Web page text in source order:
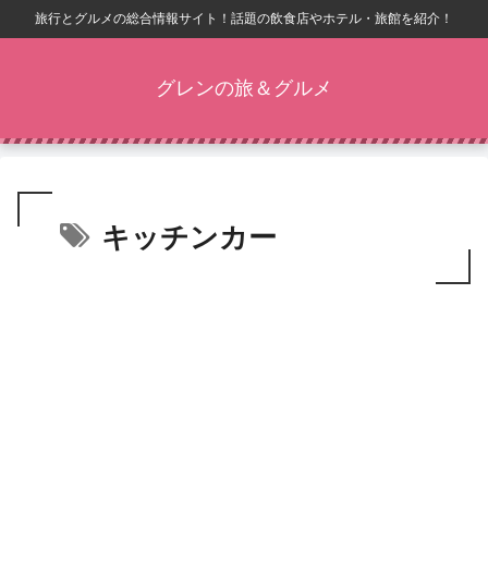
旅行とグルメの総合情報サイト！話題の飲食店やホテル・旅館を紹介！
グレンの旅＆グルメ
キッチンカー